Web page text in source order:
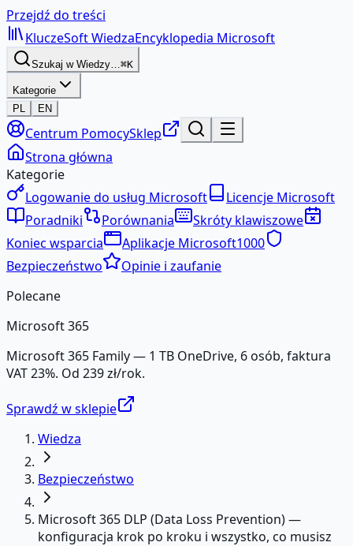
Przejdź do treści
KluczeSoftWiedzaEncyklopedia Microsoft
Szukaj w Wiedzy…⌘K
Kategorie
PL
EN
Centrum PomocySklep
Strona główna
Kategorie
Logowanie do usług Microsoft
Licencje Microsoft
Poradniki
Porównania
Skróty klawiszowe
Koniec wsparcia
Aplikacje Microsoft1000
Bezpieczeństwo
Opinie i zaufanie
Polecane
Microsoft 365
Microsoft 365 Family — 1 TB OneDrive, 6 osób, faktura
VAT 23%. Od 239 zł/rok.
Sprawdź w sklepie
Wiedza
Bezpieczeństwo
Microsoft 365 DLP (Data Loss Prevention) —
konfiguracja krok po kroku i wszystko, co musisz